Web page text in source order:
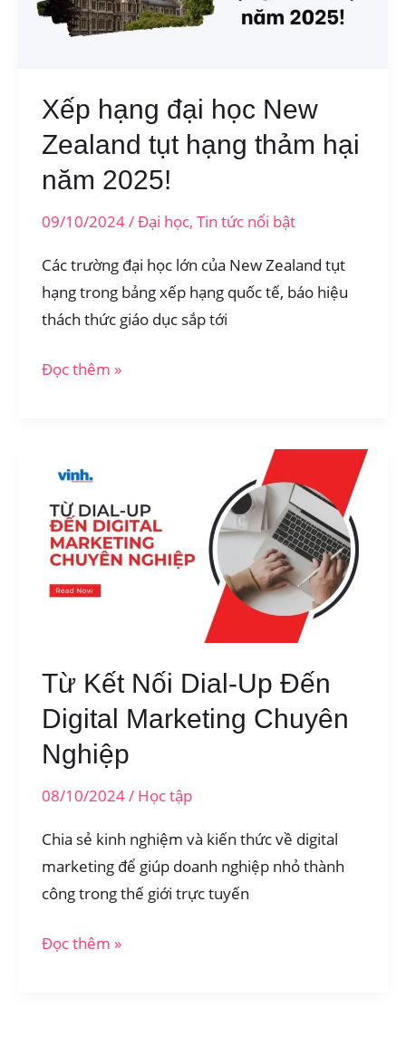
khác
biệt,
điểm
số
Xếp hạng đại học New
Zealand tụt hạng thảm hại
năm 2025!
09/10/2024/Đại học, Tin tức nổi bật
Các trường đại học lớn của New Zealand tụt
hạng trong bảng xếp hạng quốc tế, báo hiệu
thách thức giáo dục sắp tới
Xếp
New
Zealand
tụt
hạng
thảm
2025!
Đọc thêm »
Từ Kết Nối Dial-Up Đến
Digital Marketing Chuyên
Nghiệp
08/10/2024/ Học tập
Chia sẻ kinh nghiệm và kiến thức về digital
marketing để giúp doanh nghiệp nhỏ thành
công trong thế giới trực tuyến
Từ
Đọc thêm »